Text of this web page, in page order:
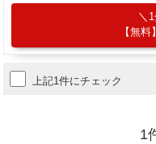
【無
上記1件にチェック
1